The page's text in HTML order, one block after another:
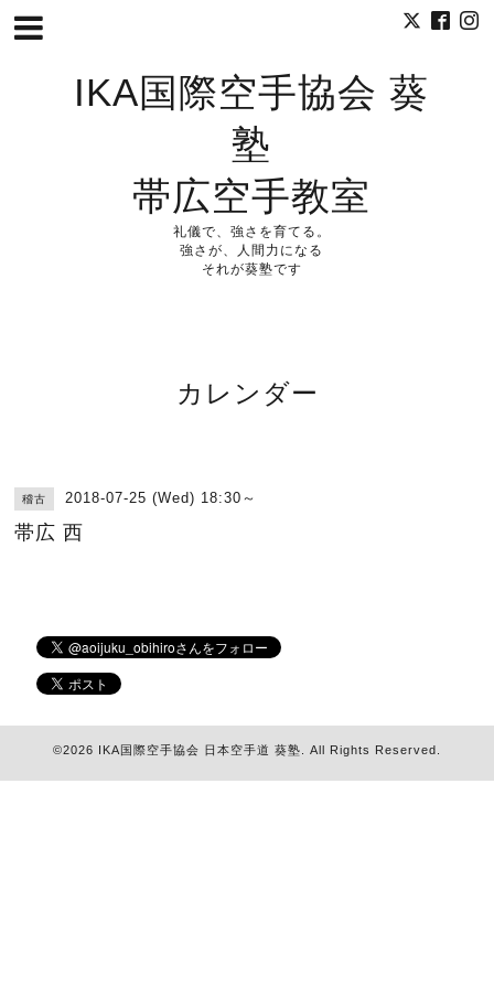
IKA国際空手協会 葵
塾
帯広空手教室
礼儀で、強さを育てる。
強さが、人間力になる
それが葵塾です
カレンダー
稽古 2018-07-25 (Wed) 18:30～
帯広 西
©2026 IKA国際空手協会 日本空手道 葵塾 . All Rights Reserved.